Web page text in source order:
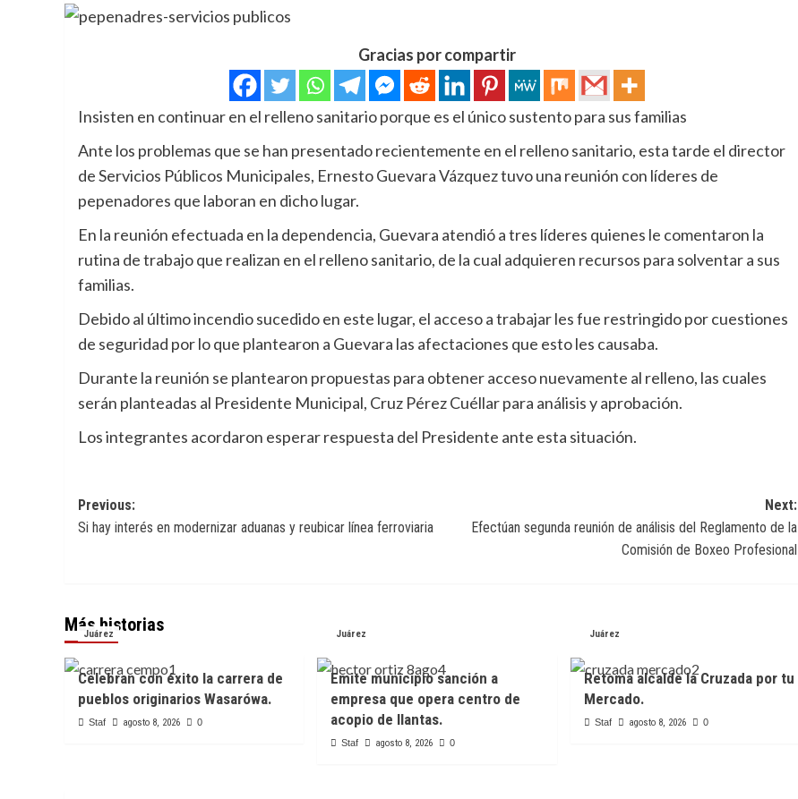
Gracias por compartir
Insisten en continuar en el relleno sanitario porque es el único sustento para sus familias
Ante los problemas que se han presentado recientemente en el relleno sanitario, esta tarde el director
de Servicios Públicos Municipales, Ernesto Guevara Vázquez tuvo una reunión con líderes de
pepenadores que laboran en dicho lugar.
En la reunión efectuada en la dependencia, Guevara atendió a tres líderes quienes le comentaron la
rutina de trabajo que realizan en el relleno sanitario, de la cual adquieren recursos para solventar a sus
familias.
Debido al último incendio sucedido en este lugar, el acceso a trabajar les fue restringido por cuestiones
de seguridad por lo que plantearon a Guevara las afectaciones que esto les causaba.
Durante la reunión se plantearon propuestas para obtener acceso nuevamente al relleno, las cuales
serán planteadas al Presidente Municipal, Cruz Pérez Cuéllar para análisis y aprobación.
Los integrantes acordaron esperar respuesta del Presidente ante esta situación.
Navegación
de
Previous:
Si hay interés en modernizar aduanas y reubicar línea ferroviaria
Next:
Efectúan segunda reunión de análisis del Reglamento de la
Comisión de Boxeo Profesional
Más historias
Juárez
Celebran con éxito la carrera de
pueblos originarios Wasarówa.
Staf agosto 8, 2026 0
Juárez
Emite municipio sanción a
empresa que opera centro de
acopio de llantas.
Staf agosto 8, 2026 0
Juárez
Retoma alcalde la Cruzada por tu
Mercado.
Staf agosto 8, 2026 0